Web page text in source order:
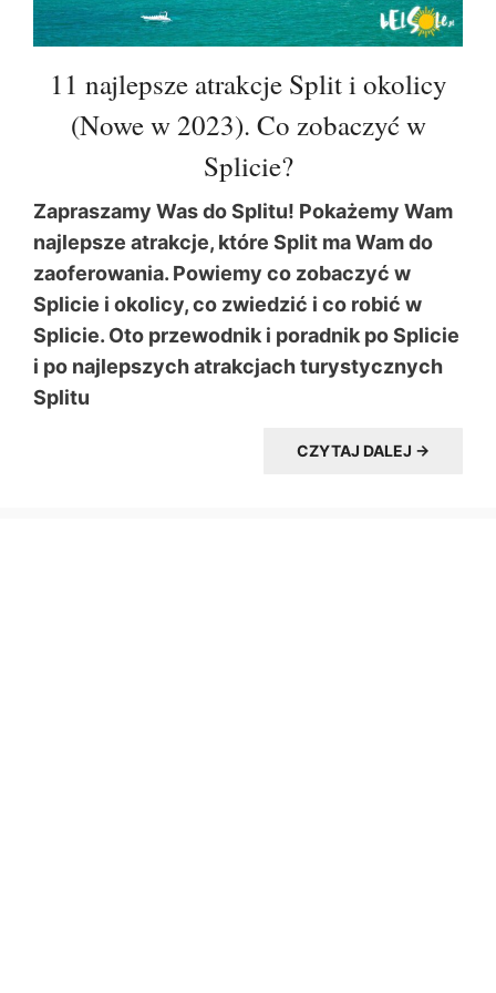
11 najlepsze atrakcje Split i okolicy
(Nowe w 2023). Co zobaczyć w
Splicie?
Zapraszamy Was do Splitu! Pokażemy Wam
najlepsze atrakcje, które Split ma Wam do
zaoferowania. Powiemy co zobaczyć w
Splicie i okolicy, co zwiedzić i co robić w
Splicie. Oto przewodnik i poradnik po Splicie
i po najlepszych atrakcjach turystycznych
Splitu
CZYTAJ DALEJ →